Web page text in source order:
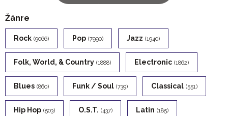
Žánre
Rock (9066) Pop (7990) Jazz (1940)
Folk, World, & Country (1888) Electronic (1862)
Blues (860) Funk / Soul (739) Classical (551)
Hip Hop (503) O.s.t. (437) Latin (185)